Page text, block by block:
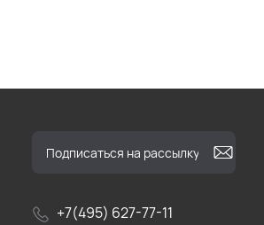
+7(495) 627-77-11